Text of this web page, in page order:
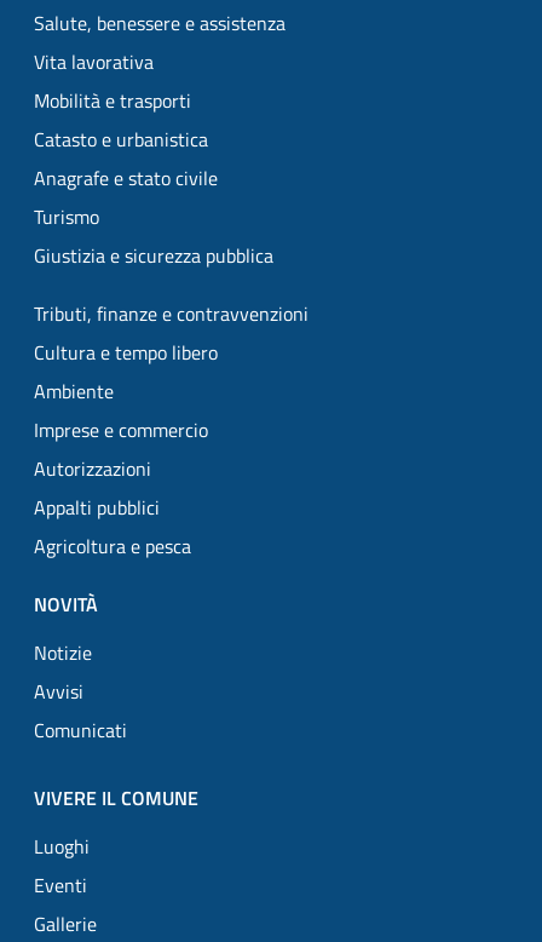
Salute, benessere e assistenza
Vita lavorativa
Mobilità e trasporti
Catasto e urbanistica
Anagrafe e stato civile
Turismo
Giustizia e sicurezza pubblica
Tributi, finanze e contravvenzioni
Cultura e tempo libero
Ambiente
Imprese e commercio
Autorizzazioni
Appalti pubblici
Agricoltura e pesca
NOVITÀ
Notizie
Avvisi
Comunicati
VIVERE IL COMUNE
Luoghi
Eventi
Gallerie